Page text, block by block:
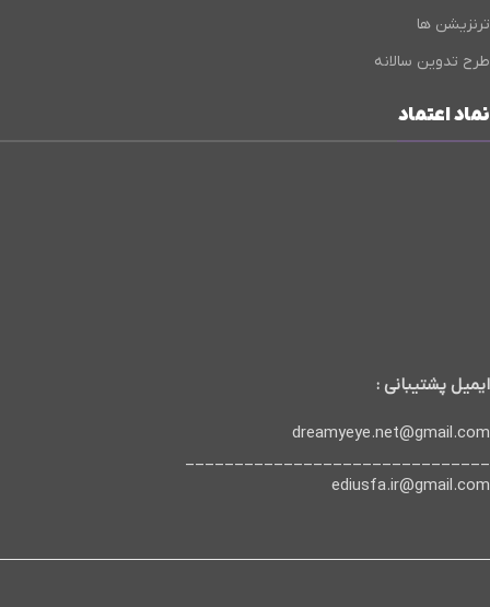
ترنزیشن ها
طرح تدوین سالانه
نماد اعتماد
ایمیل پشتیبانی :
dreamyeye.net@gmail.com
_______________________________
ediusfa.ir@gmail.com